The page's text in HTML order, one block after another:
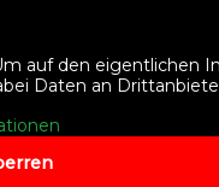
auf den eigentlichen
Daten an